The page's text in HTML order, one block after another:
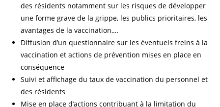
des résidents notamment sur les risques de développer
une forme grave de la grippe, les publics prioritaires, les
avantages de la vaccination,…
Diffusion d’un questionnaire sur les éventuels freins à la
vaccination et actions de prévention mises en place en
conséquence
Suivi et affichage du taux de vaccination du personnel et
des résidents
Mise en place d’actions contribuant à la limitation du